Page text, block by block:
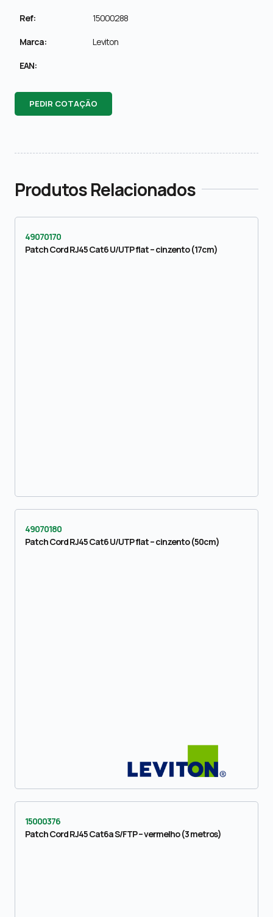
Ref: 15000288
Marca: Leviton
EAN:
PEDIR COTAÇÃO
Produtos Relacionados
49070170
Patch Cord RJ45 Cat6 U/UTP flat – cinzento (17cm)
49070180
Patch Cord RJ45 Cat6 U/UTP flat – cinzento (50cm)
15000376
Patch Cord RJ45 Cat6a S/FTP – vermelho (3 metros)